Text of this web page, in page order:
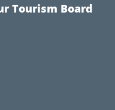
Tourism Board